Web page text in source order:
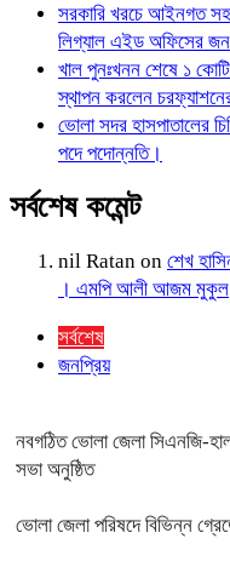
সরকারি খরচে আইনগত
লিগ্যাল এইড অফিসের
খাল পুনঃখনন শেষে ১ কোটি
স্থাপন করলেন
ভোলা সদর হাসপাতালের
পদে পদোন্নতি।
সর্বশেষ কমেন্ট
nil Ratan on শেখ
। এম‌পি আলী আজম মুকুল
সর্বশেষ
জনপ্রিয়
নবগঠিত ভোলা জেলা সিএনজি-
সভা অনুষ্ঠিত
ভোলা জেলা পরিষদে বিভিন্ন